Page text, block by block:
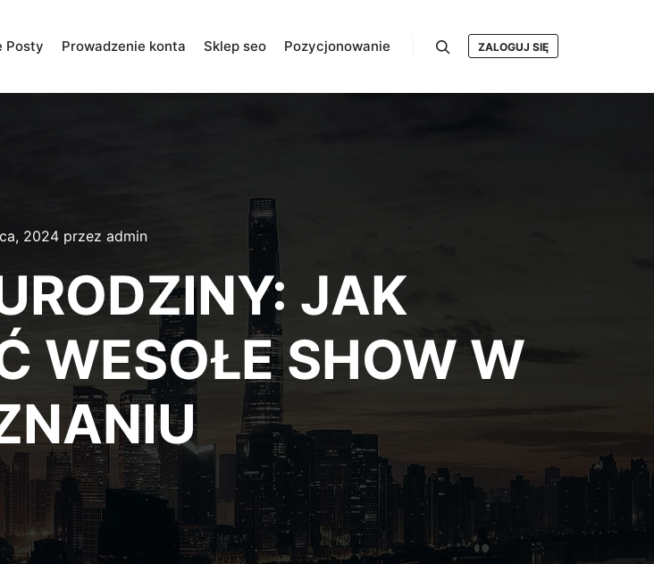
Posty Prowadzenie konta Sklep seo Pozycjonowanie ZALOGUJ SIĘ
2024przez admin
JAK
WESOŁE SHOW W